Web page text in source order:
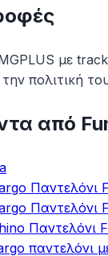
με
πολιτική
από
Παντελόνι
Παντελόνι
Παντελόνι
παντελόνι